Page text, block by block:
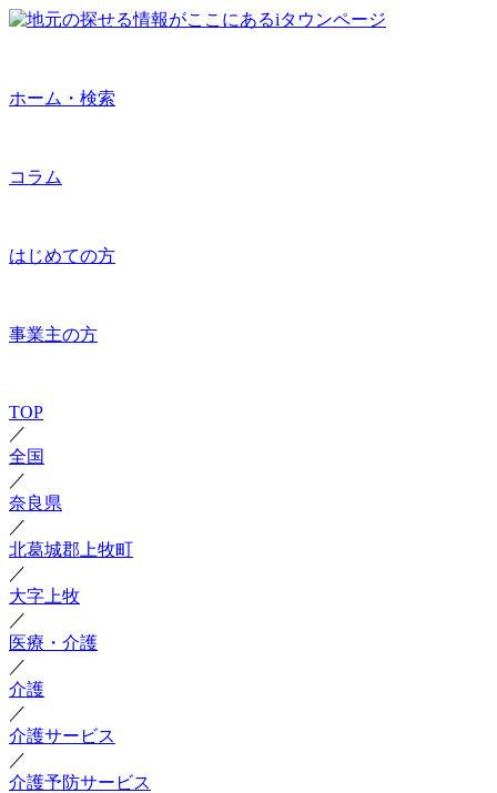
ホーム・検索
コラム
はじめての方
事業主の方
TOP
／
全国
／
奈良県
／
北葛城郡上牧町
／
大字上牧
／
医療・介護
／
介護
／
介護サービス
／
介護予防サービス